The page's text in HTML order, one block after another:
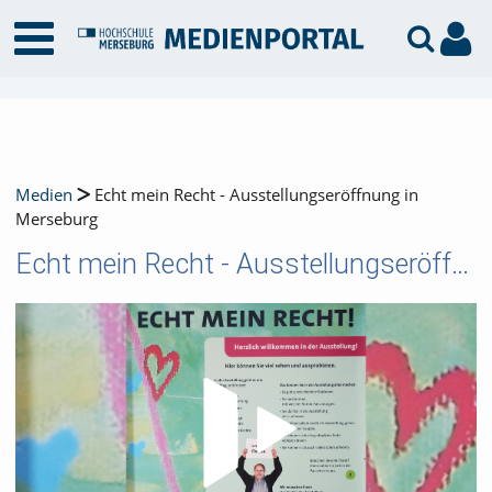
Medien
Echt mein Recht - Ausstellungseröffnung in
Merseburg
Echt mein Recht - Ausstellungseröffnung in Merseburg